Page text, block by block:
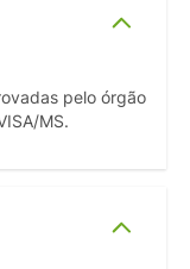
pelo órgão
MS.